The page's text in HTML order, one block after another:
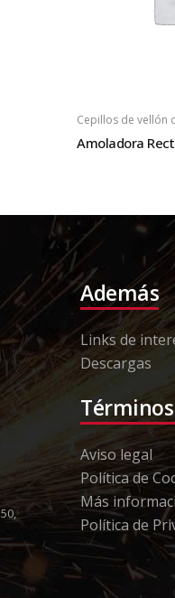
Cepillos de vellón
Amoladora
Además
Links de
Descargas
Aviso legal
Política de
Más
Política de